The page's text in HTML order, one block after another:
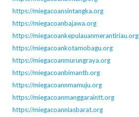
https://miegacoansintangka.org
https://miegacoanbajawa.org
https://miegacoankepulauanmerantiriau.org
https://miegacoankotamobagu.org
https://miegacoanmurungraya.org
https://miegacoanbimantb.org
https://miegacoannmamuju.org
https://miegacoanmanggaraintt.org
https://miegacoanniasbarat.org